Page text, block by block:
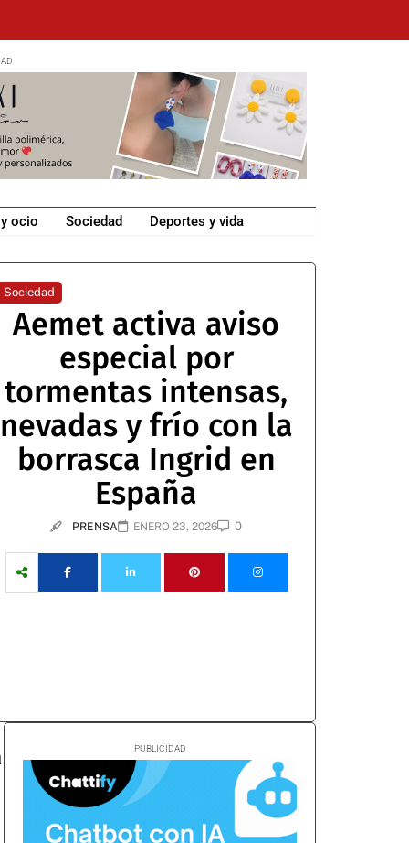
ocio Sociedad Deportes y vida
Sociedad
Aemet activa aviso
especial por
tormentas intensas,
nevadas y frío con la
borrasca Ingrid en
España
PRENSA ENERO 23, 2026 0